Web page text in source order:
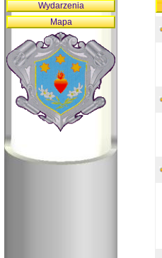
Wydarzenia
Mapa